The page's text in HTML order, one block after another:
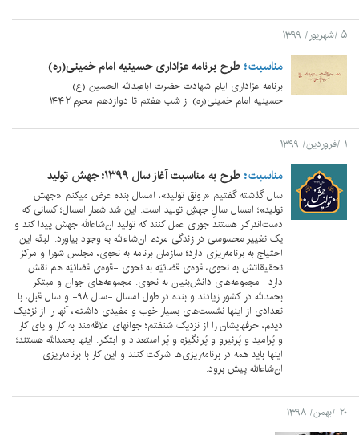
۵ /شهریور/ ۱۳۹۹
مناسبت طرح برنامه عزاداری حسینیه امام خمینی(ره)
برنامه عزاداری ایام شهادت حضرت اباعبدالله الحسین (ع)
حسینیه امام خمینی(ره) از شب هفتم تا دوازدهم محرم ۱۴۴۲
۱ /فروردین/ ۱۳۹۹
مناسبت طرح به مناسبت آغاز سال ۱۳۹۹؛ جهش تولید
سال گذشته گفتیم «رونق تولید»، امسال بنده عرض میکنم «جهش
تولید»؛ امسال سالِ جهشِ تولید است. این شد شعار امسال؛ کسانی که
دست‌اندرکار هستند جوری عمل کنند که تولید ان‌شاء‌الله جهش پیدا کند و
یک تغییر محسوسی در زندگی مردم ان‌شاء‌الله به وجود بیاورد. البتّه این
احتیاج به برنامه‌ریزی دارد؛ سازمان برنامه به نحوی، مجلس شورا و مرکز
تحقیقاتش به نحوی، قوه‌ی قضائیّه به نحوی -قوه‌ی قضائیّه هم نقش
دارد- مجموعه‌های دانش‌بنیان به نحوی. مجموعه‌های جوان و مبتکر
بحمدالله در کشور زیادند و بنده در طول امسال -سال ۹۸- و سال قبل، با
تعدادی از اینها نشست‌های بسیار خوب و مفیدی داشتم، آنها را از نزدیک
دیدم، حرفهایشان را از نزدیک شنفتم؛ جوانهای علاقه‌مند به کار و پای کار
و پُر‌امید و پُر‌نیرو و پُر‌انگیزه و پُر استعداد و ابتکار. اینها بحمدالله هستند؛
اینها باید همه در برنامه‌ریزی‌ها شرکت کنند و این کار با برنامه‌ریزی
ان‌شاء‌الله پیش برود.
۲۰ /بهمن/ ۱۳۹۸